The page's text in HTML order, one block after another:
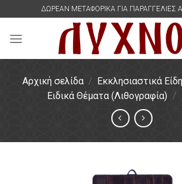
content
ΔΩΡΕΑΝ ΜΕΤΑΦΟΡΙΚΑ ΓΙΑ ΠΑΡΑΓΓΕΛΙΕΣ
Αρχική σελίδα / Εκκλησιαστικά Είδη
Ειδικά Θέματα (Λιθογραφία) /